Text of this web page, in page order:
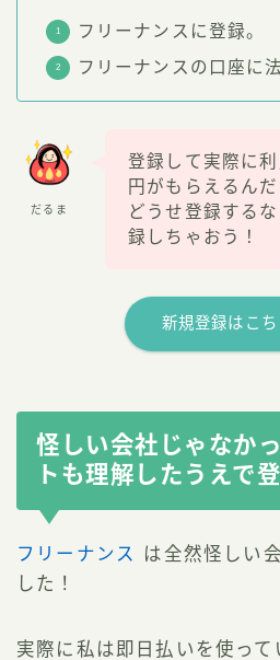
フリーナンスに登録。
フリーナンスの口座に
だるま
登録して実際に
円がもらえるんだ
どうせ登録する
録しちゃおう！
新規登録はこち
怪しい会社じゃなか
トも理解したうえで
フリーナンス
は全然怪しい
した！
実際に私は即日払いを使って